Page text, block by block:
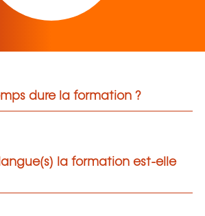
dure la formation ?
la formation est-elle